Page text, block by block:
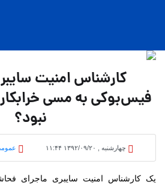
کارشناس امنیت
فیس‌بوکی به مسی
نبود؟
چهارشنبه , ۱۳۹۲/۰۹/۲۰ ۱۱:۴۴
یک کارشناس امنیت سایبری ماجرای